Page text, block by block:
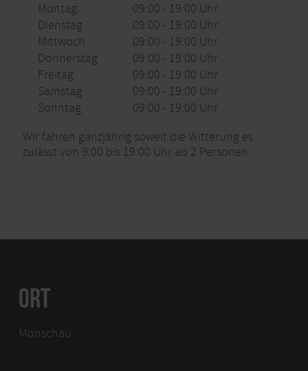
Montag
09:00 - 19:00 Uhr
Dienstag
09:00 - 19:00 Uhr
Mittwoch
09:00 - 19:00 Uhr
Donnerstag
09:00 - 19:00 Uhr
Freitag
09:00 - 19:00 Uhr
Samstag
09:00 - 19:00 Uhr
Sonntag
09:00 - 19:00 Uhr
Wir fahren ganzjährig soweit die Witterung es
zulässt von 9:00 bis 19:00 Uhr ab 2 Personen.
ORT
Monschau